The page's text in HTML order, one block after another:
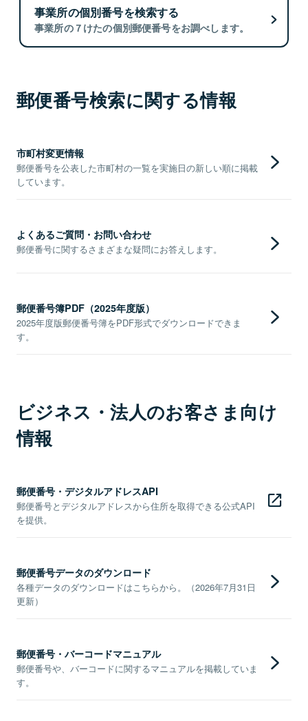
事業所の個別番号を検索する
事業所の７けたの個別郵便番号をお調べします。
郵便番号検索に関する情報
市町村変更情報
郵便番号を公表した市町村の一覧を実施日の新しい順に掲載
しています。
よくあるご質問・お問い合わせ
郵便番号に関するさまざまな疑問にお答えします。
郵便番号簿PDF（2025年度版）
2025年度版郵便番号簿をPDF形式でダウンロードできま
す。
ビジネス・法人のお客さま向け
情報
郵便番号・デジタルアドレスAPI
郵便番号とデジタルアドレスから住所を取得できる公式API
を提供。
郵便番号データのダウンロード
各種データのダウンロードはこちらから。（2026年7月31日
更新）
郵便番号・バーコードマニュアル
郵便番号や、バーコードに関するマニュアルを掲載していま
す。